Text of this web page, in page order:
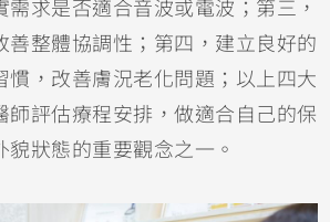
需求是否適合音波或電波；第三，
善整體協調性；第四，建立良好的
慣，改善膚況老化問題；以上四大
師評估療程安排，做適合自己的保
貌狀態的重要觀念之一。